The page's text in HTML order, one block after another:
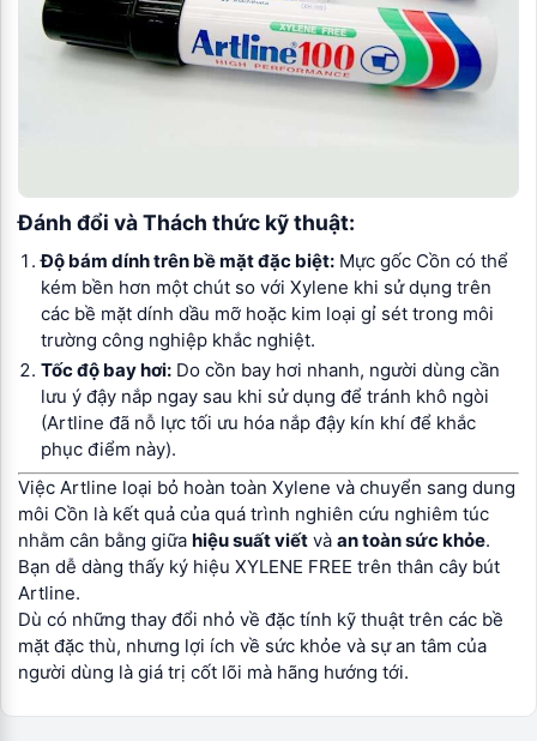
Đánh đổi và Thách thức kỹ thuật:
Độ bám dính trên bề mặt đặc biệt:Mực gốc Cồn có thể
kém bền hơn một chút so với Xylene khi sử dụng trên
các bề mặt dính dầu mỡ hoặc kim loại gỉ sét trong môi
trường công nghiệp khắc nghiệt.
Tốc độ bay hơi:Do cồn bay hơi nhanh, người dùng cần
lưu ý đậy nắp ngay sau khi sử dụng để tránh khô ngòi
(Artline đã nỗ lực tối ưu hóa nắp đậy kín khí để khắc
phục điểm này).
Việc Artline loại bỏ hoàn toàn Xylene và chuyển sang dung
môi Cồn là kết quả của quá trình nghiên cứu nghiêm túc
nhằm cân bằng giữa hiệu suất viết và an toàn sức khỏe.
Bạn dễ dàng thấy ký hiệu XYLENE FREE trên thân cây bút
Artline.
Dù có những thay đổi nhỏ về đặc tính kỹ thuật trên các bề
mặt đặc thù, nhưng lợi ích về sức khỏe và sự an tâm của
người dùng là giá trị cốt lõi mà hãng hướng tới.